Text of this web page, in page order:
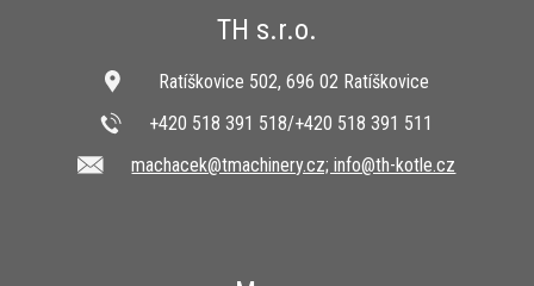
TH s.r.o.
Ratíškovice 502, 696 02 Ratíškovice
+420 518 391 518/+420 518 391 511
machacek@tmachinery.cz; info@th-kotle.cz